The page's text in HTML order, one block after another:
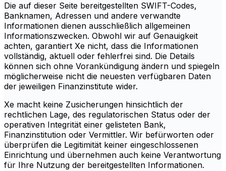
Die auf dieser Seite bereitgestellten SWIFT-Codes,
Banknamen, Adressen und andere verwandte
Informationen dienen ausschließlich allgemeinen
Informationszwecken. Obwohl wir auf Genauigkeit
achten, garantiert Xe nicht, dass die Informationen
vollständig, aktuell oder fehlerfrei sind. Die Details
können sich ohne Vorankündigung ändern und spiegeln
möglicherweise nicht die neuesten verfügbaren Daten
der jeweiligen Finanzinstitute wider.
Xe macht keine Zusicherungen hinsichtlich der
rechtlichen Lage, des regulatorischen Status oder der
operativen Integrität einer gelisteten Bank,
Finanzinstitution oder Vermittler. Wir befürworten oder
überprüfen die Legitimität keiner eingeschlossenen
Einrichtung und übernehmen auch keine Verantwortung
für Ihre Nutzung der bereitgestellten Informationen.